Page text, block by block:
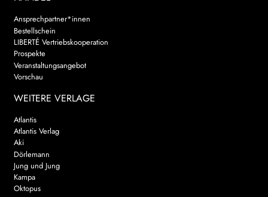
Ansprechpartner*innen
Bestellschein
LIBERTÉ Vertriebskooperation
Prospekte
Veranstaltungsangebot
Vorschau
WEITERE VERLAGE
Atlantis
Atlantis Verlag
Aki
Dörlemann
Jung und Jung
Kampa
Oktopus